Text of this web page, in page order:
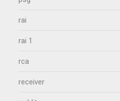
rai
rai 1
rca
receiver